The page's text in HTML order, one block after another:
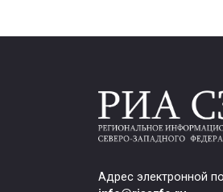
Адрес электронной